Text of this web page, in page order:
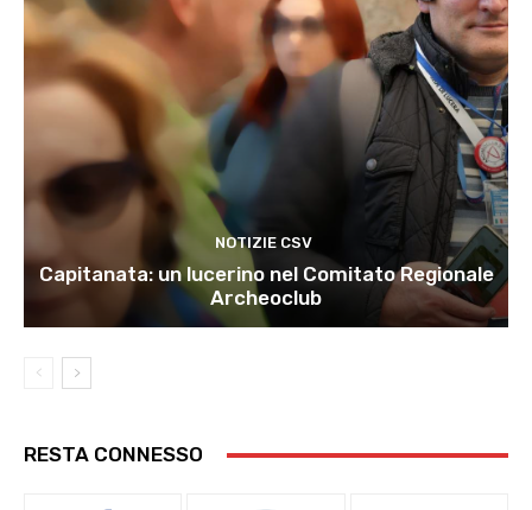
NOTIZIE CSV
Capitanata: un lucerino nel Comitato Regionale
Archeoclub
RESTA CONNESSO